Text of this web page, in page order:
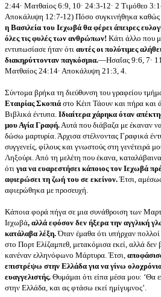
2:44· Ματθαίος 6:9, 10· 24:3-12· 2 Τιμόθεο
Αποκάλυψη 12:7-12) Πόσο συγκινήθηκα καθώς
η Βασιλεία του Ιεχωβά θα φέρει άπειρες
όλες τις φυλές των ανθρώπων! Κάτι άλλο που
εντυπωσίασε ήταν ότι αυτές οι πολύτιμες
διακηρύττονταν παγκόσμια.—Ησαΐας 9:6, 7·
Ματθαίος 24:14· Αποκάλυψη 21:3, 4.
Σύντομα βρήκα τη διεύθυνση του γραφείου
Εταιρίας Σκοπιά στο Κέιπ Τάουν και πήρα και
Βιβλικά έντυπα. Ιδιαίτερα χάρηκα όταν
μου Αγία Γραφή. Αυτά που διάβαζα με έκαναν
δώσω μαρτυρία. Άρχισα στέλνοντας Γραφικά
συγγενείς, φίλους και γνωστούς στη γενέτειρά
Ληξούρι. Από τη μελέτη που έκανα,
ότι για να ευαρεστήσει κάποιος τον Ιεχωβά
αφιερώσει τη ζωή του σε εκείνον.Έτσι,
αφιερώθηκα με προσευχή.
Κάποια φορά πήγα σε μια συνάθροιση των
Ιεχωβά, αλλά εφόσον δεν ήξερα την αγγλική
κατάλαβα λέξη.Όταν έμαθα ότι υπήρχαν
στο Πορτ Ελίζαμπεθ, μετακόμισα εκεί, αλλά δεν
κανέναν ελληνόφωνο Μάρτυρα. Έτσι,
επιστρέψω στην Ελλάδα για να γίνω
ευαγγελιστής. Θυμάμαι ότι είπα μέσα μου: ‘Θα
στην Ελλάδα, και ας φτάσω εκεί ημίγυμνος’.